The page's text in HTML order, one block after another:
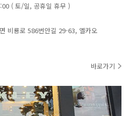
( 토/일, 공휴일 휴무 )
비룡로 586번안길 29-63, 옐카오
바로가기